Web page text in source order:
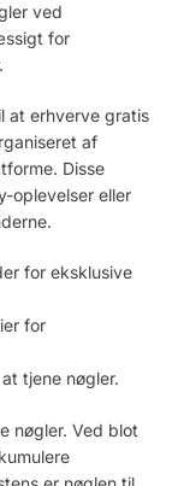
ved
for
at erhverve gratis
af
Disse
oplevelser eller
for eksklusive
for
tjene nøgler.
nøgler. Ved blot